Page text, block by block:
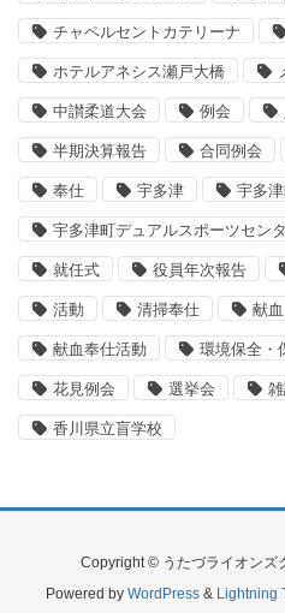
チャペルセントカテリーナ
ホテルアネシス瀬戸大橋
中讃柔道大会 例会
半期決算報告 合同例会
奉仕 宇多津 宇多
宇多津町デュアルスポーツセン
就任式 役員年次報告
活動 清掃奉仕 献血
献血奉仕活動 環境保全・
花見例会 選挙会
香川県立盲学校
Copyright © うたづライオンズ
Powered by WordPress& Lightning